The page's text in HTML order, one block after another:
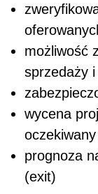
możliwość
sprzedaży
wycena
prognoza
(exit)